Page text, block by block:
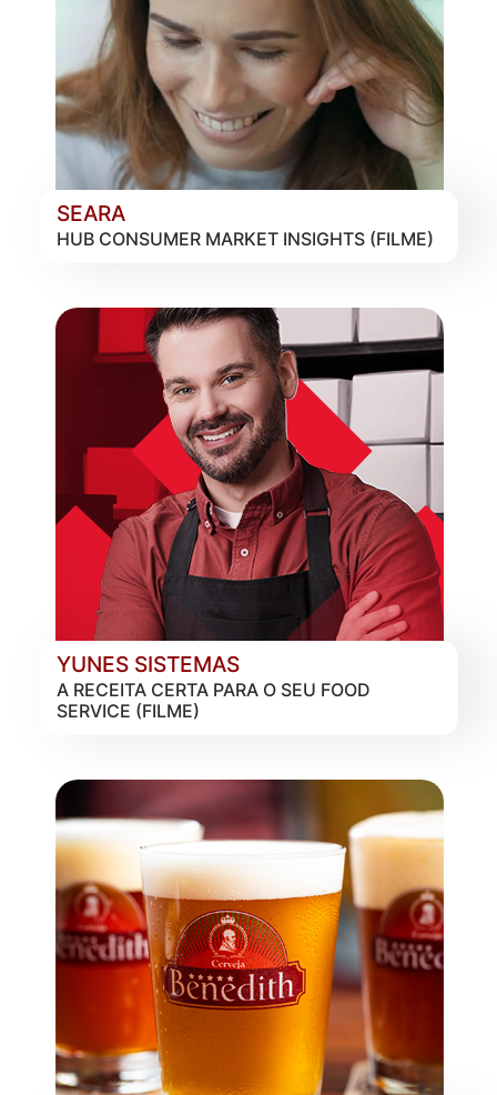
SEARA
HUB CONSUMER MARKET INSIGHTS (FILME)
YUNES SISTEMAS
A RECEITA CERTA PARA O SEU FOOD
SERVICE (FILME)